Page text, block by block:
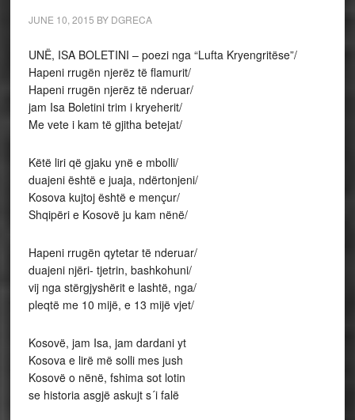
JUNE 10, 2015 BY DGRECA
UNË, ISA BOLETINI – poezi nga “Lufta Kryengritëse”/
Hapeni rrugën njerëz të flamurit/
Hapeni rrugën njerëz të nderuar/
jam Isa Boletini trim i kryeherit/
Me vete i kam të gjitha betejat/
Këtë liri që gjaku ynë e mbolli/
duajeni është e juaja, ndërtonjeni/
Kosova kujtoj është e mençur/
Shqipëri e Kosovë ju kam nënë/
Hapeni rrugën qytetar të nderuar/
duajeni njëri- tjetrin, bashkohuni/
vij nga stërgjyshërit e lashtë, nga/
pleqtë me 10 mijë, e 13 mijë vjet/
Kosovë, jam Isa, jam dardani yt
Kosova e lirë më solli mes jush
Kosovë o nënë, fshima sot lotin
se historia asgjë askujt s´i falë